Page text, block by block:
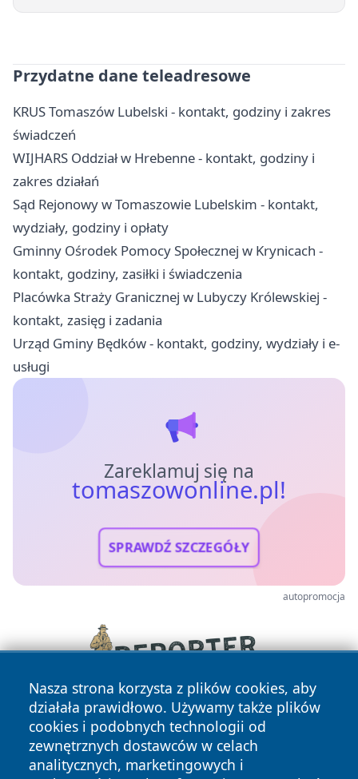
Przydatne dane teleadresowe
KRUS Tomaszów Lubelski - kontakt, godziny i zakres
świadczeń
WIJHARS Oddział w Hrebenne - kontakt, godziny i
zakres działań
Sąd Rejonowy w Tomaszowie Lubelskim - kontakt,
wydziały, godziny i opłaty
Gminny Ośrodek Pomocy Społecznej w Krynicach -
kontakt, godziny, zasiłki i świadczenia
Placówka Straży Granicznej w Lubyczy Królewskiej -
kontakt, zasięg i zadania
Urząd Gminy Będków - kontakt, godziny, wydziały i e-
usługi
Zareklamuj się na
tomaszowonline.pl!
SPRAWDŹ SZCZEGÓŁY
autopromocja
Nasza strona korzysta z plików cookies, aby
działała prawidłowo. Używamy także plików
cookies i podobnych technologii od
zewnętrznych dostawców w celach
analitycznych, marketingowych i